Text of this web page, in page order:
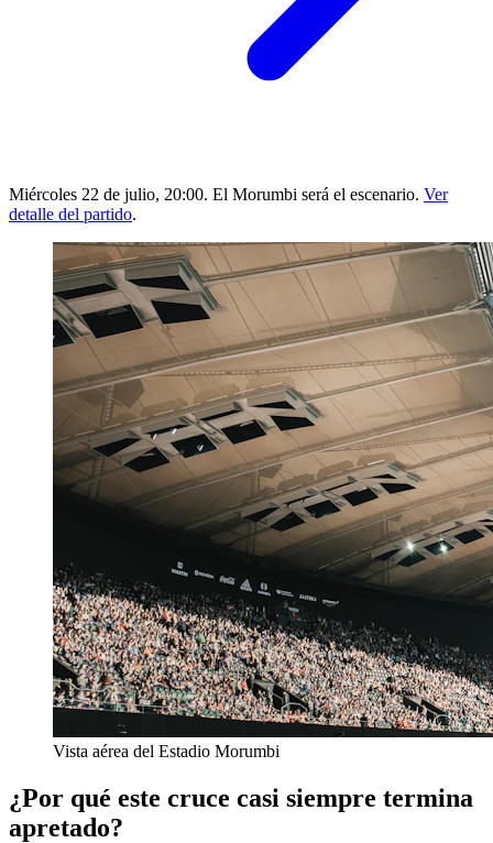
Miércoles 22 de julio, 20:00. El Morumbi será el escenario. Ver
detalle del partido.
Vista aérea del Estadio Morumbi
¿Por qué este cruce casi siempre termina
apretado?